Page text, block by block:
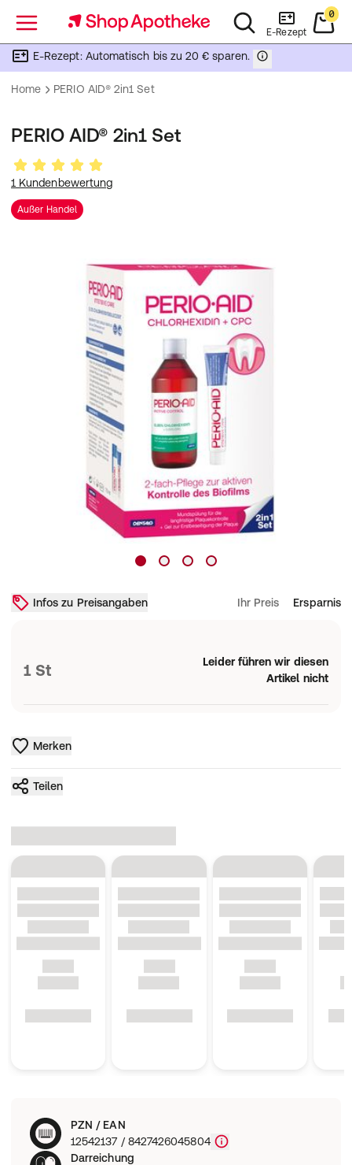
Menü E-Rezept
0
E-Rezept: Automatisch bis zu 20 € sparen.
Home PERIO AID® 2in1 Set
PERIO AID® 2in1 Set
1 Kundenbewertung
Außer Handel
Infos zu Preisangaben Ihr Preis Ersparnis
1 St
Leider führen wir diesen
Artikel nicht
Merken
Teilen
PZN / EAN
12542137 / 8427426045804
Darreichung